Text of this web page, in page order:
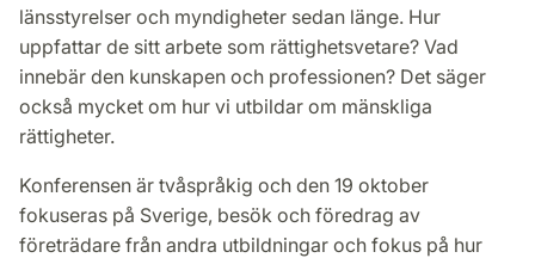
länsstyrelser och myndigheter sedan länge. Hur
uppfattar de sitt arbete som rättighetsvetare? Vad
innebär den kunskapen och professionen? Det säger
också mycket om hur vi utbildar om mänskliga
rättigheter.
Konferensen är tvåspråkig och den 19 oktober
fokuseras på Sverige, besök och föredrag av
företrädare från andra utbildningar och fokus på hur